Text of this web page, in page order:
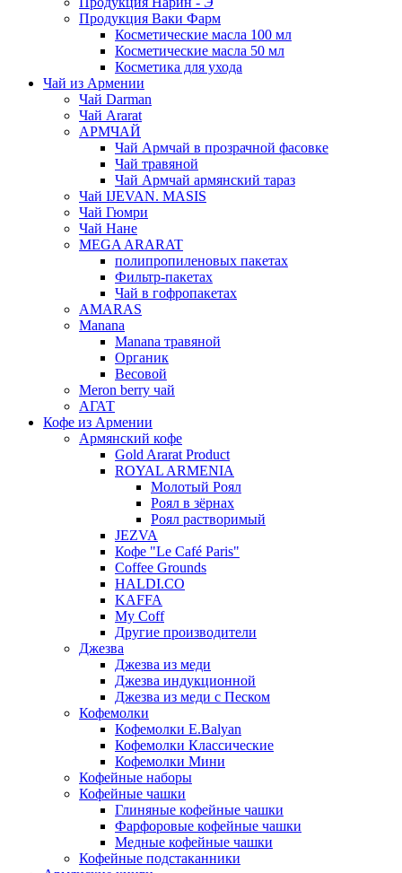
Продукция Ваки Фарм
Косметические масла 100 мл
Косметические масла 50 мл
Косметика для ухода
Чай из Армении
Чай Darman
Чай Ararat
АРМЧАЙ
Чай Армчай в прозрачной фасовке
Чай травяной
Чай Армчай армянский тараз
Чай IJEVAN. MASIS
Чай Гюмри
Чай Нане
MEGA ARARAT
полипропиленовых пакетах
Фильтр-пакетах
Чай в гофропакетах
AMARAS
Manana
Manana травяной
Органик
Весовой
Meron berry чай
АГАТ
Кофе из Армении
Армянский кофе
Gold Ararat Product
ROYAL ARMENIA
Молотый Роял
Роял в зёрнах
Роял растворимый
JEZVA
Кофе "Le Café Paris"
Coffee Grounds
HALDI.CO
KAFFA
My Coff
Другие производители
Джезва
Джезва из меди
Джезва индукционной
Джезва из меди с Песком
Кофемолки
Кофемолки E.Balyan
Кофемолки Классические
Кофемолки Мини
Кофейные наборы
Кофейные чашки
Глиняные кофейные чашки
Фарфоровые кофейные чашки
Медные кофейные чашки
Кофейные подстаканники